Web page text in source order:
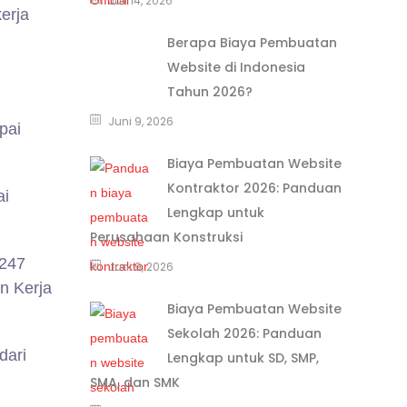
Kerja
Berapa Biaya Pembuatan
Website di Indonesia
Tahun 2026?
Juni 9, 2026
Biaya Pembuatan Website
Kontraktor 2026: Panduan
Lengkap untuk
Perusahaan Konstruksi
Juni 9, 2026
Biaya Pembuatan Website
Sekolah 2026: Panduan
Lengkap untuk SD, SMP,
SMA, dan SMK